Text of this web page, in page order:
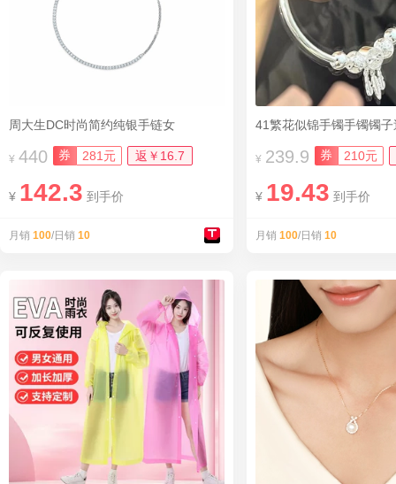
周大生DC时尚简约纯银手链女
¥ 440 券 281元 返￥16.7
¥ 142.3 到手价
月销 100/日销 10
¥ 239.9 券 210元
¥ 19.43 到手价
月销 100/日销 10